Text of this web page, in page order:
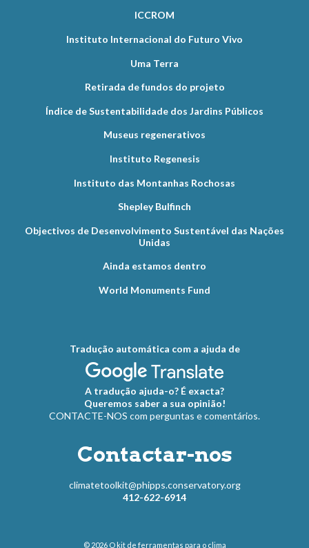
ICCROM
Instituto Internacional do Futuro Vivo
Uma Terra
Retirada de fundos do projeto
Índice de Sustentabilidade dos Jardins Públicos
Museus regenerativos
Instituto Regenesis
Instituto das Montanhas Rochosas
Shepley Bulfinch
Objectivos de Desenvolvimento Sustentável das Nações
Unidas
Ainda estamos dentro
World Monuments Fund
Tradução automática com a ajuda de
A tradução ajuda-o? É exacta?
Queremos saber a sua opinião!
CONTACTE-NOS com perguntas e comentários.
Contactar-nos
climatetoolkit@phipps.conservatory.org
412-622-6914
© 2026O kit de ferramentas para o clima